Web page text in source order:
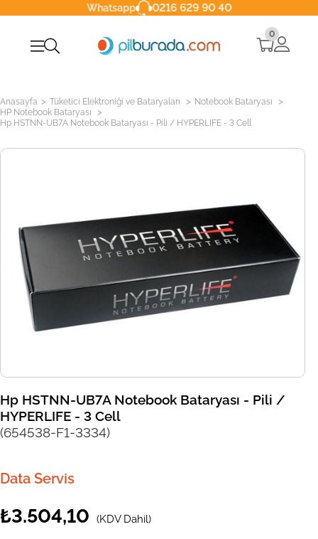
Whatsapp 0216 629 90 40
0
Anasayfa > Tüketici Elektroniği ve Bataryaları > Notebook Bataryası >
HP Notebook Bataryası >
Hp HSTNN-UB7A Notebook Bataryası - Pili / HYPERLIFE - 3 Cell
Hp HSTNN-UB7A Notebook Bataryası - Pili /
HYPERLIFE - 3 Cell
(654538-F1-3334)
Data Servis
₺3.504,10 (KDV Dahil)